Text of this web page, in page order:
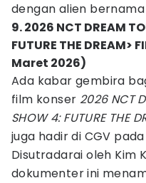
dengan alien bernama
9. 2026 NCT DREAM
FUTURE THE DREAM>
Maret 2026)
Ada kabar gembira
film konser 2026 NCT
SHOW 4: FUTURE THE
juga hadir di CGV
Disutradarai oleh Kim
dokumenter ini